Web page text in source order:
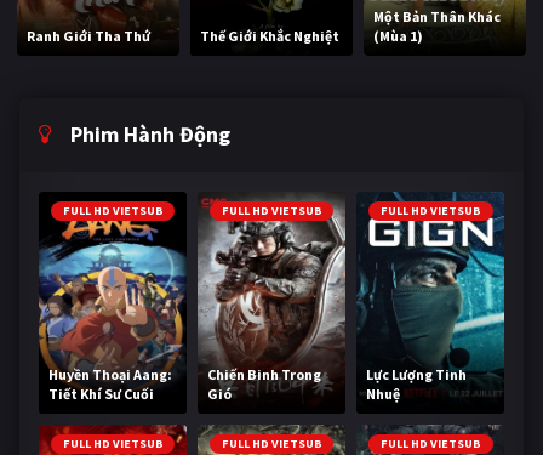
Ranh Giới Tha Thứ Thế Giới Khắc Nghiệt
Một Bản Thân Khác
(Mùa 1)
Phim Hành Động
FULL HD VIETSUB
Huyền Thoại Aang:
Tiết Khí Sư Cuối
Cùng
FULL HD VIETSUB
Chiến Binh Trong
Gió
FULL HD VIETSUB
Lực Lượng Tinh
Nhuệ
FULL HD VIETSUB FULL HD VIETSUB FULL HD VIETSUB